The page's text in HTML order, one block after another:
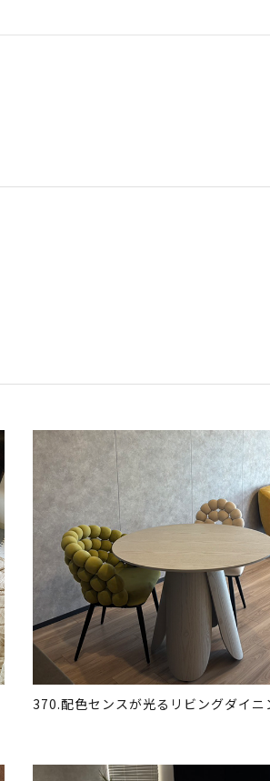
370.配色センスが光るリビングダイニ